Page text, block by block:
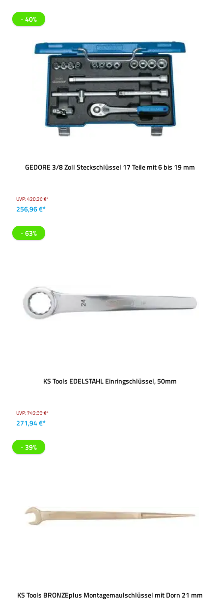
- 40%
GEDORE 3/8 Zoll Steckschlüssel 17 Teile mit 6 bis 19 mm
UVP:428,26 €*
256,96 €*
- 63%
KS Tools EDELSTAHL Einringschlüssel, 50mm
UVP:742,33 €*
271,94 €*
- 39%
KS Tools BRONZEplus Montagemaulschlüssel mit Dorn 21 mm